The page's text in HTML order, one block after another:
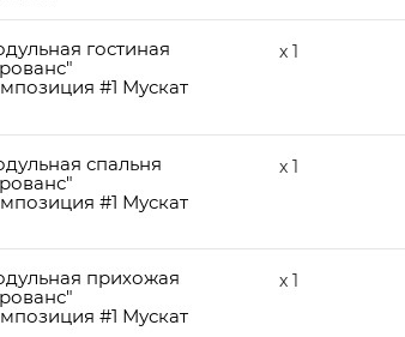
гостиная
#1 Мускат
x 1
спальня
#1 Мускат
x 1
прихожая
#1 Мускат
x 1